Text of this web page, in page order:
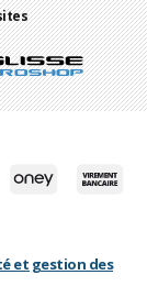
et gestion des